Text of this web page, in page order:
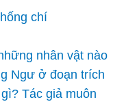
chí
nhân vật nào
Ngư ở đoạn trích
Tác giả muôn